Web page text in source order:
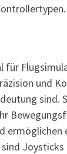
für
und
sind.
ermöglichen
Joysticks